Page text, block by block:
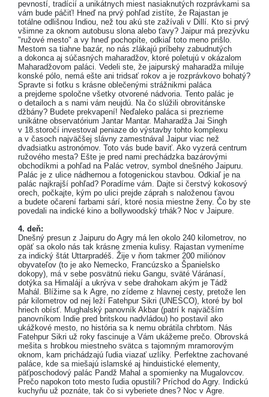
pevností, tradícií a unikátnych miest nasiaknutých rozprávkami sa
vám bude páčiť! Hneď na prvý pohľad zistíte, že Rajastan je
totálne odlišnou Indiou, než tou akú ste zažívali v Dillí. Kto si prvý
všimne za oknom autobusu slona alebo ťavy? Jaipur má prezývku
"ružové mesto" a vy hneď pochopíte, odkiaľ toto meno prišlo.
Mestom sa tiahne bazár, no nás zlákajú príbehy zabudnutých
a dokonca aj súčasných maharadžov, ktoré poletujú v okázalom
Maharadžovom paláci. Vedeli ste, že jaipurský maharadža miluje
konské pólo, nemá ešte ani tridsať rokov a je rozprávkovo bohatý?
Spravte si fotku s krásne oblečenými strážnikmi paláca
a prejdeme spoločne všetky otvorené nádvoria. Tento palác je
o detailoch a s nami vám neujdú. Na čo slúžili obrovitánske
džbány? Budete prekvapení! Neďaleko paláca si prezrieme
unikátne observatórium Jantar Mantar. Maharadža Jai Singh
v 18.storočí investoval peniaze do výstavby tohto komplexu
a v časoch najväčšej slávny zamestnával Jaipur viac než
dvadsiatku astronómov. Toto vás bude baviť. Ako vyzerá centrum
ružového mesta? Ešte je pred nami prechádzka bazárovými
obchodíkmi a pohľad na Palác vetrov, symbol dnešného Jaipuru.
Palác je z ulice nádhernou a fotogenickou stavbou. Odkiaľ je na
palác najkrajší pohľad? Poradíme vám. Dajte si čerstvý kokosový
orech, počkajte, kým po ulici prejde záprah s naloženou ťavou
a budete očarení farbami sárí, ktoré nosia miestne ženy. Čo by ste
povedali na indické kino a bollywoodský trhák? Noc v Jaipure.
4. deň:
Dnešný presun z Jaipuru do Agry má len okolo 240 kilometrov, no
opäť sa okolo nás tak krásne zmenia kulisy. Rajastan vymeníme
za indický štát Uttarpradéš. Žije v ňom takmer 200 miliónov
obyvateľov (to je ako Nemecko, Francúzsko a Španielsko
dokopy), má v sebe posvätnú rieku Gangu, sväté Váránasí,
dotýka sa Himalájí a ukrýva v sebe drahokam akým je Tádž
Mahál. Blížime sa k Agre, no zídeme z hlavnej cesty, pretože len
pár kilometrov od nej leží Fatehpur Sikri (UNESCO), ktoré by bol
hriech obísť. Mughalský panovník Akbar (patrí k najväčším
panovníkom Indie pred britskou nadvládou) ho postavil ako
ukážkové mesto, no história sa k nemu obrátila chrbtom. Nás
Fatehpur Sikri už roky fascinuje a Vám ukážeme prečo. Obrovská
mešita s hrobkou miestneho svätca s tajomným mramorovým
oknom, kam prichádzajú ľudia viazať uzlíky. Perfektne zachované
paláce, kde sa miešajú islamské aj hinduistické elementy,
päťposchodový palác Pandž Mahal a spomienky na Mugalovcov.
Prečo napokon toto mesto ľudia opustili? Príchod do Agry. Indickú
kuchyňu už poznáte, tak čo si vyberiete dnes? Noc v Agre.